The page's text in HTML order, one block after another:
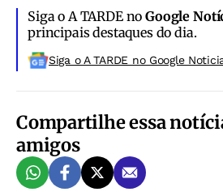
Siga o A TARDE noGoogle
principais destaques do dia.
Siga o A TARDE no Google
Compartilhe essa
amigos